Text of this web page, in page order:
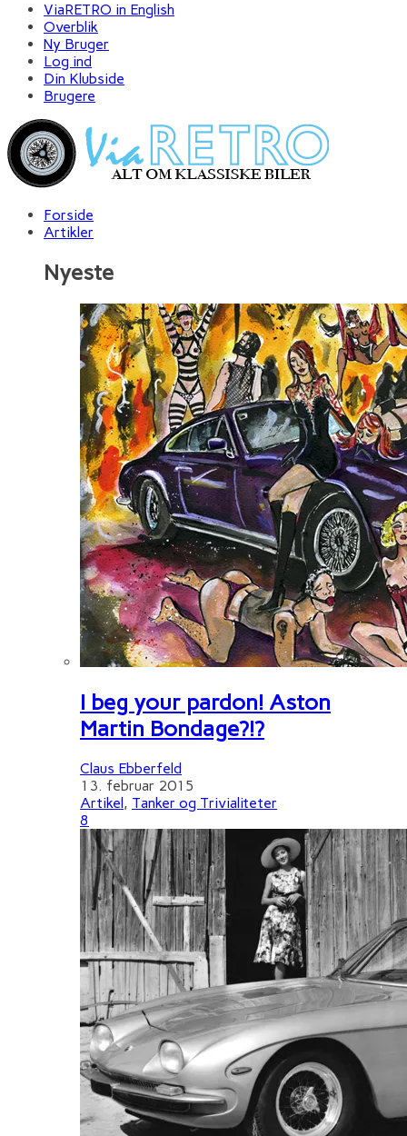
ViaRETRO in English
Overblik
Ny Bruger
Log ind
Din Klubside
Brugere
Forside
Artikler
Nyeste
I beg your pardon! Aston
Martin Bondage?!?
Claus Ebberfeld
13. februar 2015
Artikel, Tanker og Trivialiteter
8